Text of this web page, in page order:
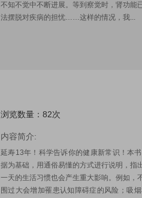
不知不觉中不断进展。等到察觉时，肾功能
法摆脱对疾病的担忧……这样的情况，我...
浏览数量：82次
内容简介:
延寿13年！科学告诉你的健康新常识！本
据为基础，用通俗易懂的方式进行说明，指
一天的生活习惯也会产生重大影响。例如，
围过大会增加罹患认知障碍症的风险；吸